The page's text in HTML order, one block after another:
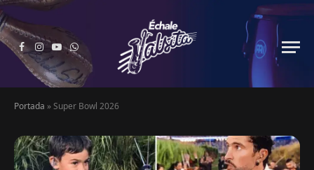
Facebook
Instagram
YouTubeWhatsApp
Portada »Super Bowl 2026